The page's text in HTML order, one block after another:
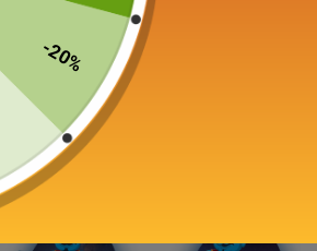
In winkelwagen
-20%